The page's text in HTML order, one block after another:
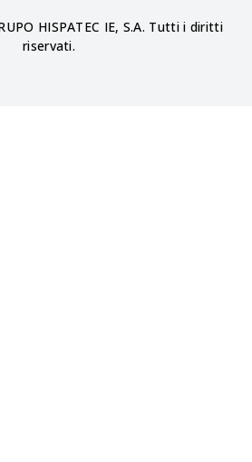
HISPATEC IE, S.A. Tutti i diritti
riservati.